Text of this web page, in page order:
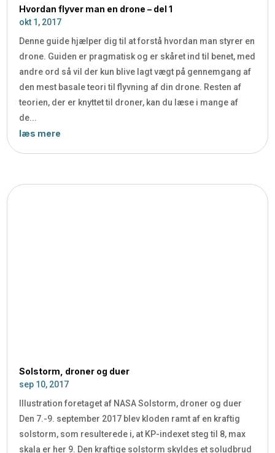
Hvordan flyver man en drone – del 1
okt 1, 2017
Denne guide hjælper dig til at forstå hvordan man styrer en
drone. Guiden er pragmatisk og er skåret ind til benet, med
andre ord så vil der kun blive lagt vægt på gennemgang af
den mest basale teori til flyvning af din drone. Resten af
teorien, der er knyttet til droner, kan du læse i mange af
de...
læs mere
Solstorm, droner og duer
sep 10, 2017
Illustration foretaget af NASA Solstorm, droner og duer
Den 7.-9. september 2017 blev kloden ramt af en kraftig
solstorm, som resulterede i, at KP-indexet steg til 8, max
skala er her 9. Den kraftige solstorm skyldes et soludbrud